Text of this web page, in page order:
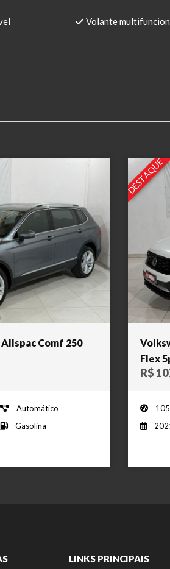
Volante
Comf 250
Automático
Gasolina
DESTAQUE
Flex
R$
LINKS PRINCIPAIS